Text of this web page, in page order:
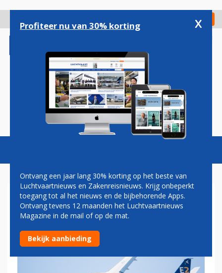
gaan
Check in
Magazine Podcasts Vacatures
EMBRAER E-JET E2
Profiteer nu van 30% korting x
Ontvang een jaar lang 30% korting op het beste van
Luchtvaartnieuws en Zakenreisnieuws. Krijg onbeperkt
toegang tot al het nieuws en de bijbehorende Apps.
Ontvang tevens 12 maanden het Luchtvaartnieuws
Magazine in de mail of op de mat.
Bekijk aanbieding